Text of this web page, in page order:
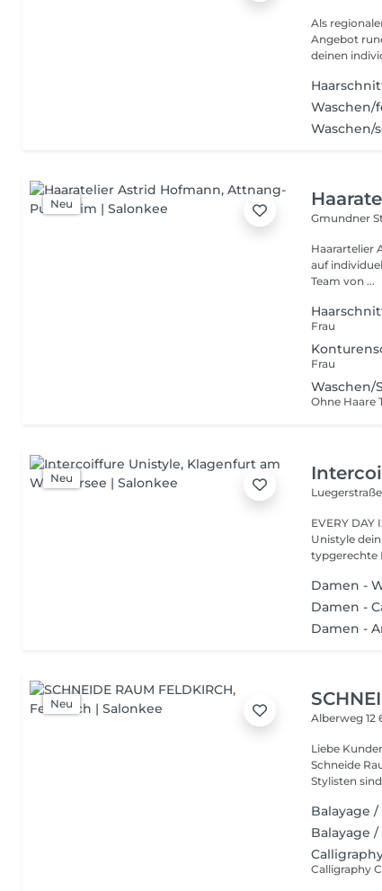
Als
Angebot
deinen
Waschen/
Waschen/
Neu
Gmundner
Haarartelier
auf
Team von ...
Frau
Frau
Waschen/
Ohne Haare
Neu
EVERY DAY
Unistyle dein
typgerechte
Damen -
Damen -
Damen -
Neu
Alberweg 12
Liebe
Schneide
Stylisten sind
Balayage
Balayage
Calligraphy